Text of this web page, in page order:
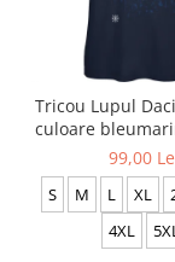
Tricou Lupul
culoare
99,00
S M L XL
4XL